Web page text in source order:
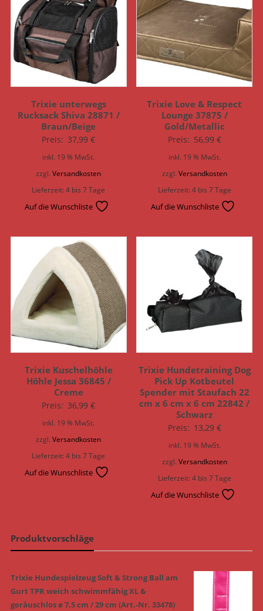
Trixie unterwegs
Rucksack Shiva 28871 /
Braun/Beige
Preis: 37,99€
inkl. 19 % MwSt.
zzgl.Versandkosten
Lieferzeit:4 bis 7 Tage
Auf die Wunschliste
Trixie Love & Respect
Lounge 37875 /
Gold/Metallic
Preis: 56,99 €
inkl. 19 % MwSt.
zzgl. Versandkosten
Lieferzeit:4 bis 7 Tage
Auf die Wunschliste
Trixie Kuschelhöhle
Höhle Jessa 36845 /
Creme
Preis: 36,99€
inkl. 19 % MwSt.
zzgl.Versandkosten
Lieferzeit:4 bis 7 Tage
Auf die Wunschliste
Trixie Hundetraining Dog
Pick Up Kotbeutel
Spender mit Staufach 22
cm x 6 cm x 6 cm 22842 /
Schwarz
Preis: 13,29 €
inkl. 19 % MwSt.
zzgl. Versandkosten
Lieferzeit:4 bis 7 Tage
Auf die Wunschliste
Produktvorschläge
Trixie Hundespielzeug Soft & Strong Ball am
Gurt TPR weich schwimmfähig XL &
geräuschlos ø 7,5 cm / 29 cm (Art.-Nr. 33478)